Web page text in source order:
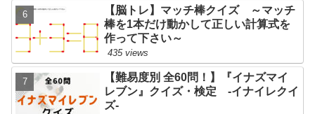
【脳トレ】マッチ棒クイズ ～マッチ
棒を1本だけ動かして正しい計算式を
作って下さい～
435 views
【難易度別 全60問！】『イナズマイ
レブン』クイズ・検定 -イナイレクイ
ズ-